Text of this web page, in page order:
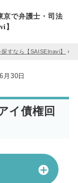
京で弁護士・司法
】
すなら【SAISEInavi】 »
月30日
イ債権回